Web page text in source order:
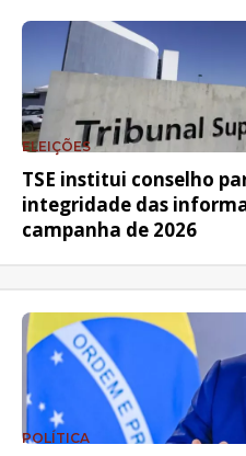
ELEIÇÕES
TSE institui conselho
integridade das
campanha de 2026
POLÍTICA